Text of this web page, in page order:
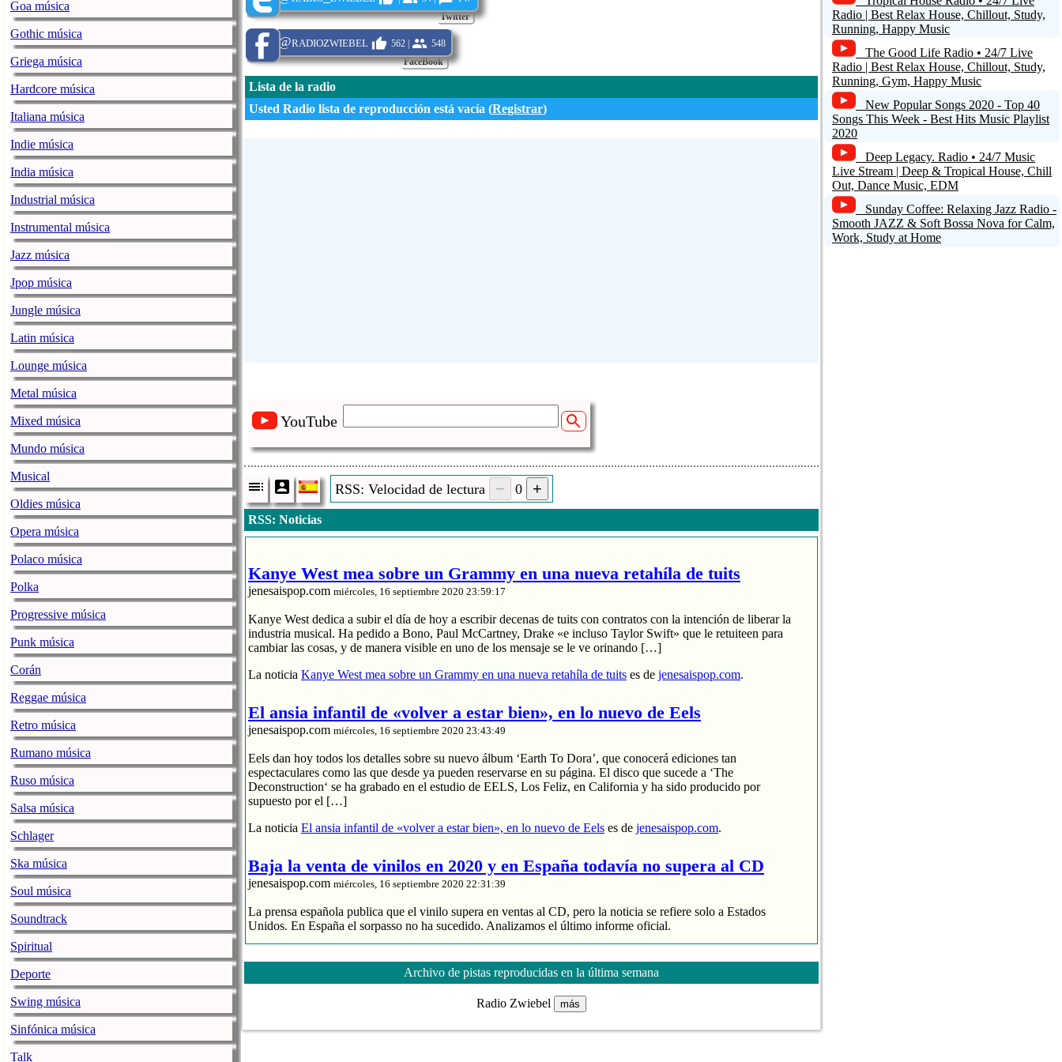
Goa música
Gothic música
Griega música
Hardcore música
Italiana música
Indie música
India música
Industrial música
Instrumental música
Jazz música
Jpop música
Jungle música
Latin música
Lounge música
Metal música
Mixed música
Mundo música
Musical
Oldies música
Opera música
Polaco música
Polka
Progressive música
Punk música
Corán
Reggae música
Retro música
Rumano música
Ruso música
Salsa música
Schlager
Ska música
Soul música
Soundtrack
Spiritual
Deporte
Swing música
Sinfónica música
Talk
Twitter
FaceBook
@radiozwiebel 562 | 548
Lista de la radio
Usted Radio lista de reproducción está vacía (Registrar)
YouTube
RSS: Velocidad de lectura 0
RSS: Noticias
Kanye West mea sobre un Grammy en una nueva retahíla de tuits
jenesaispop.com miércoles, 16 septiembre 2020 23:59:17
Kanye West dedica a subir el día de hoy a escribir decenas de tuits con contratos con la intención de liberar la
industria musical. Ha pedido a Bono, Paul McCartney, Drake «e incluso Taylor Swift» que le retuiteen para
cambiar las cosas, y de manera visible en uno de los mensaje se le ve orinando […]
La noticia Kanye West mea sobre un Grammy en una nueva retahíla de tuits es de jenesaispop.com.
El ansia infantil de «volver a estar bien», en lo nuevo de Eels
jenesaispop.com miércoles, 16 septiembre 2020 23:43:49
Eels dan hoy todos los detalles sobre su nuevo álbum ‘Earth To Dora’, que conocerá ediciones tan
espectaculares como las que desde ya pueden reservarse en su página. El disco que sucede a ‘The
Deconstruction‘ se ha grabado en el estudio de EELS, Los Feliz, en California y ha sido producido por
supuesto por el […]
La noticia El ansia infantil de «volver a estar bien», en lo nuevo de Eels es de jenesaispop.com.
Baja la venta de vinilos en 2020 y en España todavía no supera al CD
jenesaispop.com miércoles, 16 septiembre 2020 22:31:39
La prensa española publica que el vinilo supera en ventas al CD, pero la noticia se refiere solo a Estados
Unidos. En España el sorpasso no ha sucedido. Analizamos el último informe oficial.
El CD se hunde y divide entre 2 sus ventas
La industria de música grabada sube un 4% en España
Baja la venta de vinilos en 2020 y en España todavía no supera al CD
Archivo de pistas reproducidas en la última semana
Radio Zwiebel más
Radio | Best Relax House, Chillout, Study,
Running, Happy Music
The Good Life Radio • 24/7 Live
Radio | Best Relax House, Chillout, Study,
Running, Gym, Happy Music
New Popular Songs 2020 - Top 40
Songs This Week - Best Hits Music Playlist
2020
Deep Legacy. Radio • 24/7 Music
Live Stream | Deep & Tropical House, Chill
Out, Dance Music, EDM
Sunday Coffee: Relaxing Jazz Radio -
Smooth JAZZ & Soft Bossa Nova for Calm,
Work, Study at Home